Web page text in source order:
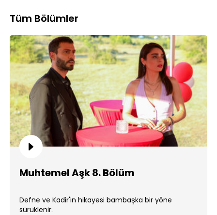
Tüm Bölümler
Muhtemel Aşk 8. Bölüm
Defne ve Kadir'in hikayesi bambaşka bir yöne
sürüklenir.